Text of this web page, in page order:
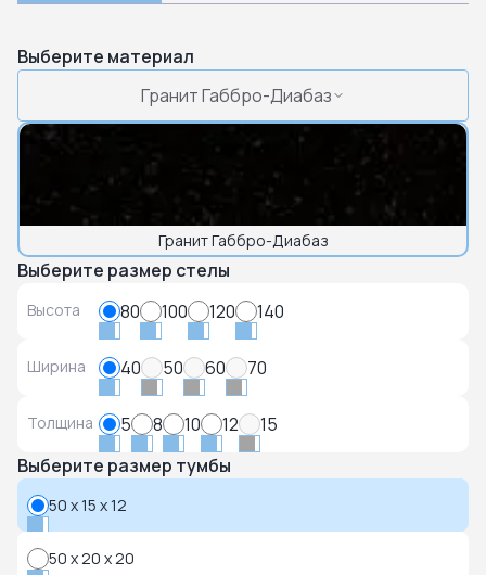
Выберите материал
Гранит Габбро-Диабаз
Гранит Габбро-Диабаз
Выберите размер стелы
Высота 80 100 120 140
Ширина 40 50 60 70
Толщина 5 8 10 12
15
Выберите размер тумбы
50 x 15 x 12
50 x 20 x 20